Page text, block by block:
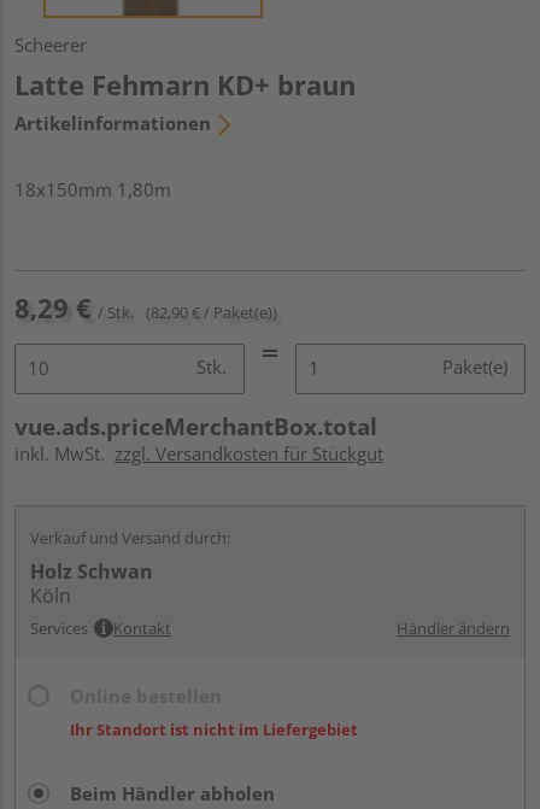
Scheerer
Latte Fehmarn KD+ braun
Artikelinformationen
18x150mm 1,80m
8,29 € / Stk. (82,90 € / Paket(e))
Stk. Paket(e)
vue.ads.priceMerchantBox.total
inkl. MwSt. zzgl. Versandkosten für Stückgut
Verkauf und Versand durch:
Holz Schwan
Köln
Services Kontakt Händler ändern
Ihr Standort ist nicht im Liefergebiet
Beim Händler abholen